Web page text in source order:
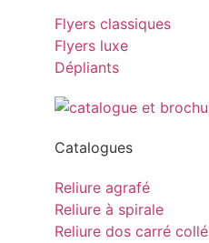
Flyers classiques
Flyers luxe
Dépliants
Catalogues
Reliure agrafé
Reliure à spirale
Reliure dos carré collé